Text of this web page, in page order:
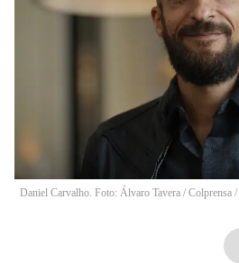
Daniel Carvalho. Foto: Álvaro Tavera / Colprensa /